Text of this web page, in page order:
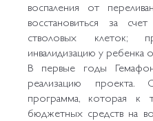
воспаления от
восстановиться за
стволовых клеток;
инвалидизацию у ребенка
В первые годы
реализацию проекта.
программа, которая
бюджетных средств на